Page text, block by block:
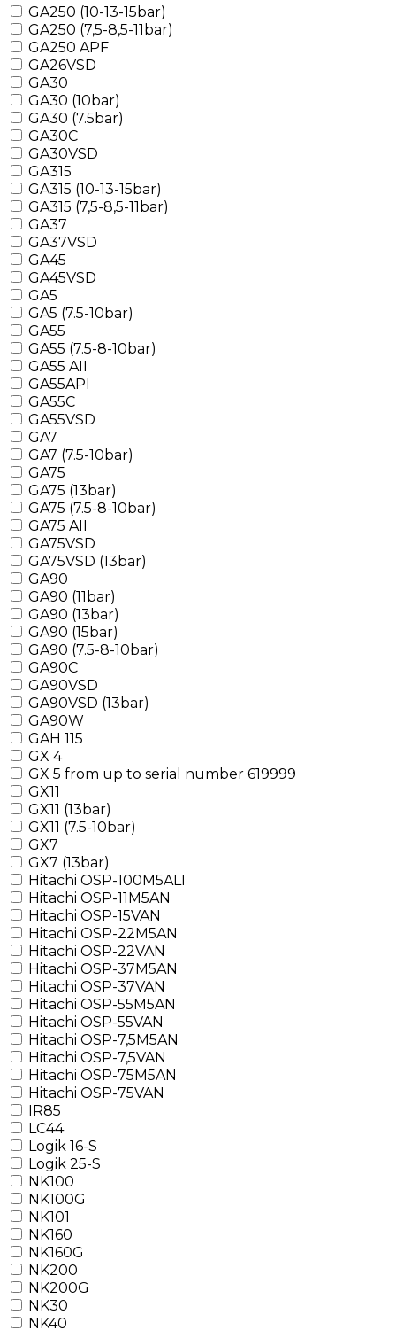
GA250 (10-13-15bar)
GA250 (7,5-8,5-11bar)
GA250 APF
GA26VSD
GA30
GA30 (10bar)
GA30 (7.5bar)
GA30C
GA30VSD
GA315
GA315 (10-13-15bar)
GA315 (7,5-8,5-11bar)
GA37
GA37VSD
GA45
GA45VSD
GA5
GA5 (7.5-10bar)
GA55
GA55 (7.5-8-10bar)
GA55 AII
GA55API
GA55C
GA55VSD
GA7
GA7 (7.5-10bar)
GA75
GA75 (13bar)
GA75 (7.5-8-10bar)
GA75 AII
GA75VSD
GA75VSD (13bar)
GA90
GA90 (11bar)
GA90 (13bar)
GA90 (15bar)
GA90 (7.5-8-10bar)
GA90C
GA90VSD
GA90VSD (13bar)
GA90W
GAH 115
GX 4
GX 5 from up to serial number 619999
GX11
GX11 (13bar)
GX11 (7.5-10bar)
GX7
GX7 (13bar)
Hitachi OSP-100M5ALI
Hitachi OSP-11M5AN
Hitachi OSP-15VAN
Hitachi OSP-22M5AN
Hitachi OSP-22VAN
Hitachi OSP-37M5AN
Hitachi OSP-37VAN
Hitachi OSP-55M5AN
Hitachi OSP-55VAN
Hitachi OSP-7,5M5AN
Hitachi OSP-7,5VAN
Hitachi OSP-75M5AN
Hitachi OSP-75VAN
IR85
LC44
Logik 16-S
Logik 25-S
NK100
NK100G
NK101
NK160
NK160G
NK200
NK200G
NK30
NK40